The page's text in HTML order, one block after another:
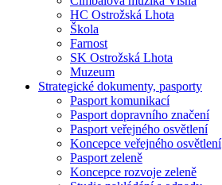
HC Ostrožská Lhota
Škola
Farnost
SK Ostrožská Lhota
Muzeum
Strategické dokumenty, pasporty
Pasport komunikací
Pasport dopravního značení
Pasport veřejného osvětlení
Koncepce veřejného osvětlení
Pasport zeleně
Koncepce rozvoje zeleně